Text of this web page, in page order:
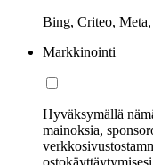
Bing, Criteo,
Markkinointi
Hyväksymällä
mainoksia,